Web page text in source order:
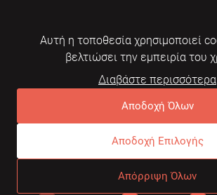
Εγγραφή
Συχνές ερωτήσειςΌροι
Αυτή η τοποθεσία χρησιμοποιεί
βελτιώσει την εμπειρία του
Διαβάστε περισσότερα
Αποδοχή Όλων
Αποδοχή Επιλογής
Απόρριψη Όλων